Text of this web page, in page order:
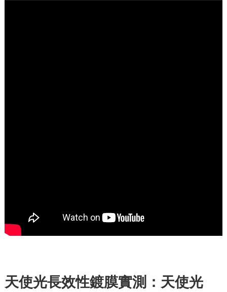
天使光長效性鍍膜實測：天使光